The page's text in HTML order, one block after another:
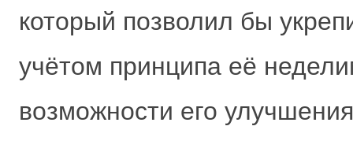
который позволил бы
учётом принципа её
возможности его